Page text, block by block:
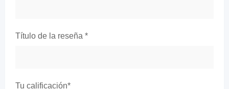
Título de la reseña *
Tu calificación*